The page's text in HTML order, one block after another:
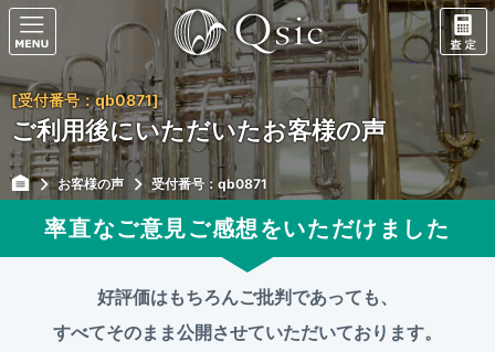
[受付番号：qb0871]
ご利用後にいただいたお客様の声
お客様の声 受付番号：qb0871
率直なご意見ご感想をいただけました
好評価はもちろんご批判であっても、
すべてそのまま公開させていただいております。